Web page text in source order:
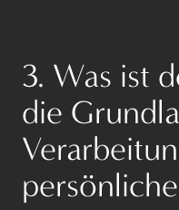
3. Was ist
die